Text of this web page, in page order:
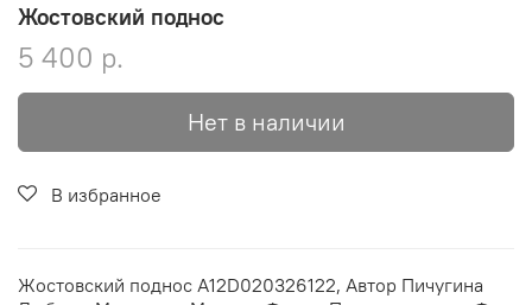
Жостовский поднос
5 400 р.
Нет в наличии
В избранное
Жостовский поднос A12D020326122, Автор Пичугина